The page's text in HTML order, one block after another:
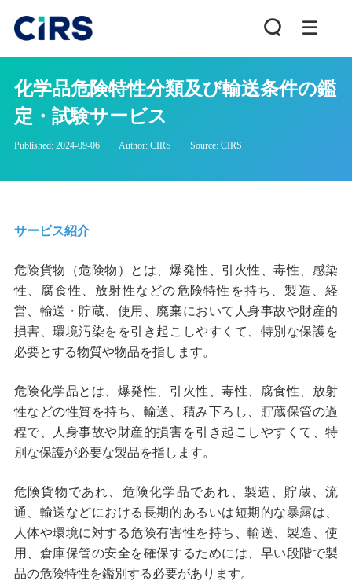
化学品危険特性分類及び輸送条件の鑑
定・試験サービス
Published: 2024-09-06 Author: CIRS Source: CIRS
サービス紹介
危険貨物（危険物）とは、爆発性、引火性、毒性、感染
性、腐食性、放射性などの危険特性を持ち、製造、経
営、輸送・貯蔵、使用、廃棄において人身事故や財産的
損害、環境汚染をを引き起こしやすくて、特別な保護を
必要とする物質や物品を指します。
危険化学品とは、爆発性、引火性、毒性、腐食性、放射
性などの性質を持ち、輸送、積み下ろし、貯蔵保管の過
程で、人身事故や財産的損害を引き起こしやすくて、特
別な保護が必要な製品を指します。
危険貨物であれ、危険化学品であれ、製造、貯蔵、流
通、輸送などにおける長期的あるいは短期的な暴露は、
人体や環境に対する危険有害性を持ち、輸送、製造、使
用、倉庫保管の安全を確保するためには、早い段階で製
品の危険特性を鑑別する必要があります。